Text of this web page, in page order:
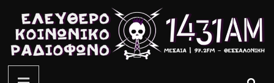
περιεχόμενο